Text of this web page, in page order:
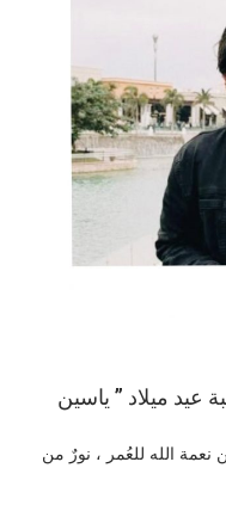
عيد ميلاد ” ياسين
نعمة الله للعُمر ، نورٌ من